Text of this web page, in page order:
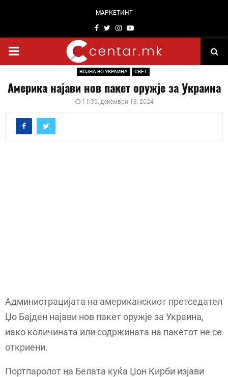
МАРКЕТИНГ
Facebook
TwitterInstagram
Youtube
PRIMARY
ВОЈНА ВО УКРАИНА СВЕТ
Америка најави нов пакет оружје за Украина
11:39, декември 13, 2024
Администрацијата на американскиот претседател
Џо Бајден најави нов пакет оружје за Украина,
иако количината или содржината на пакетот не се
откриени.
Портпаролот на Белата куќа Џон Кирби изјави